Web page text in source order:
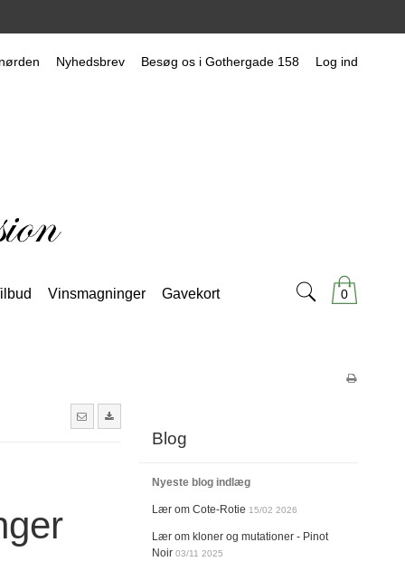
Nyhedsbrev Besøg os i Gothergade 158 Log ind
0
Vinsmagninger Gavekort
Blog
Nyeste blog indlæg
Lær om Cote-Rotie 15/02 2026
Lær om kloner og mutationer - Pinot
Noir 03/11 2025